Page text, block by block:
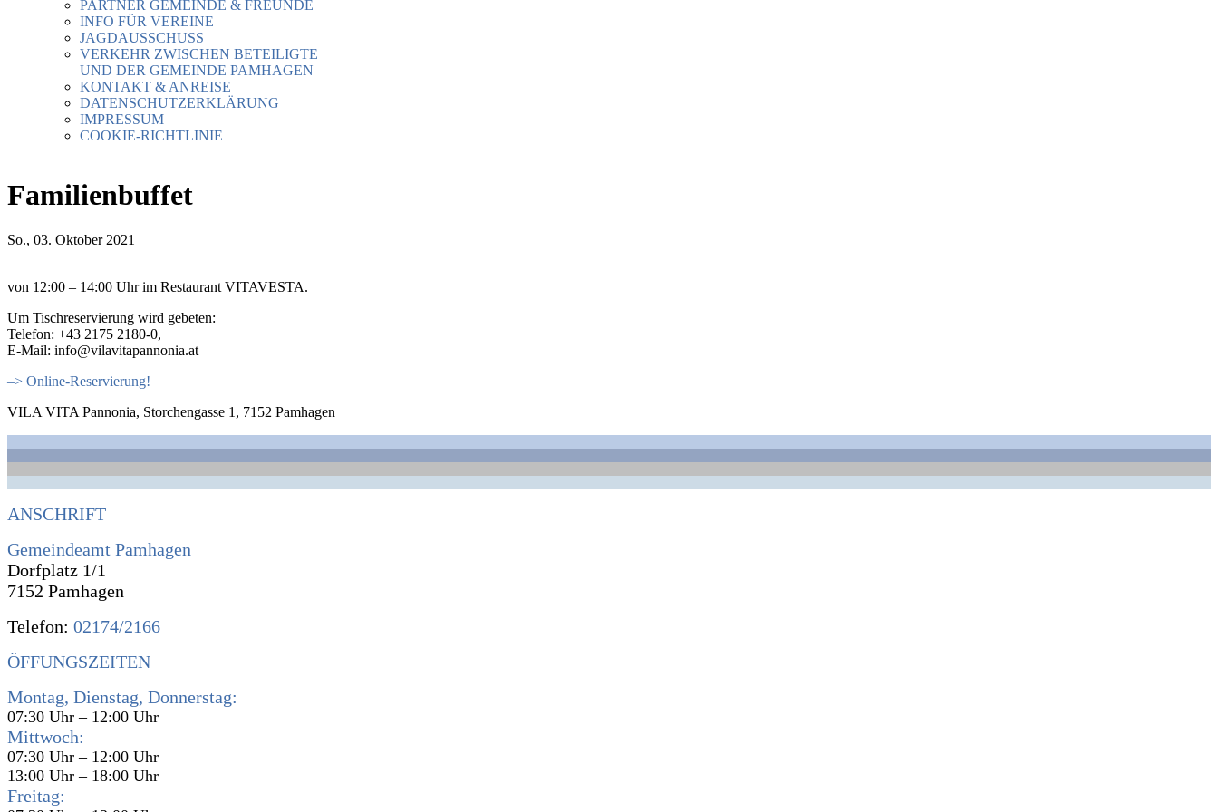
PARTNER GEMEINDE & FREUNDE
INFO FÜR VEREINE
JAGDAUSSCHUSS
VERKEHR ZWISCHEN BETEILIGTE
UND DER GEMEINDE PAMHAGEN
KONTAKT & ANREISE
DATENSCHUTZERKLÄRUNG
IMPRESSUM
COOKIE-RICHTLINIE
Familienbuffet
So., 03. Oktober 2021
von 12:00 – 14:00 Uhr im Restaurant VITAVESTA.
Um Tischreservierung wird gebeten:
Telefon: +43 2175 2180-0,
E-Mail: info@vilavitapannonia.at
–> Online-Reservierung!
VILA VITA Pannonia, Storchengasse 1, 7152 Pamhagen
ANSCHRIFT
Gemeindeamt Pamhagen
Dorfplatz 1/1
7152 Pamhagen
Telefon: 02174/2166
ÖFFUNGSZEITEN
Montag, Dienstag, Donnerstag:
07:30 Uhr – 12:00 Uhr
Mittwoch:
07:30 Uhr – 12:00 Uhr
13:00 Uhr – 18:00 Uhr
Freitag: